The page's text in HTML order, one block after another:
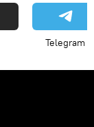
Telegram